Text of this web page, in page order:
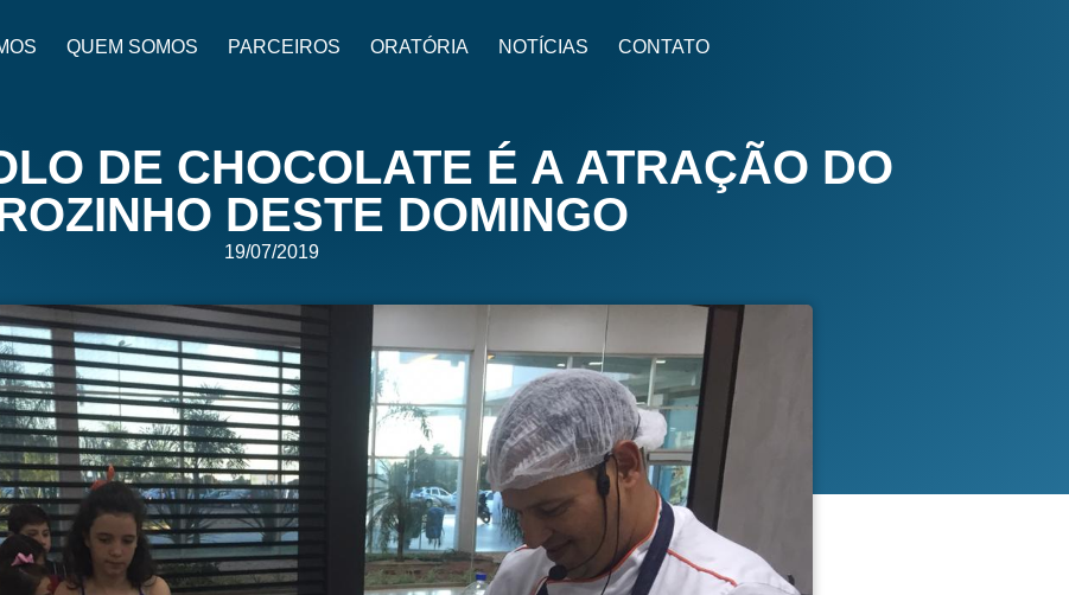
QUEM SOMOS PARCEIROS ORATÓRIA NOTÍCIAS CONTATO
DE CHOCOLATE É A ATRAÇÃO DO
DESTE DOMINGO
19/07/2019